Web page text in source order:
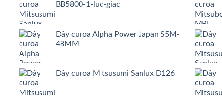
BB5800-1-luc-giac
Dây curoa Alpha Power Japan S5M-
48MM
Dây curoa Mitsusumi Sanlux D126